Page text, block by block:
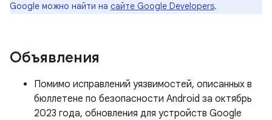
Google можно найти на сайте Google Developers.
Объявления
Помимо исправлений уязвимостей, описанных в
бюллетене по безопасности Android за октябрь
2023 года, обновления для устройств Google